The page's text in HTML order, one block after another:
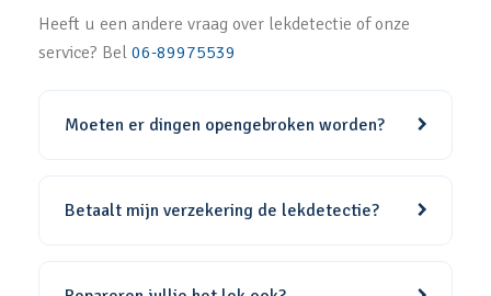
Heeft u een andere vraag over lekdetectie of onze
service? Bel 06-89975539
Moeten er dingen opengebroken worden?
Betaalt mijn verzekering de lekdetectie?